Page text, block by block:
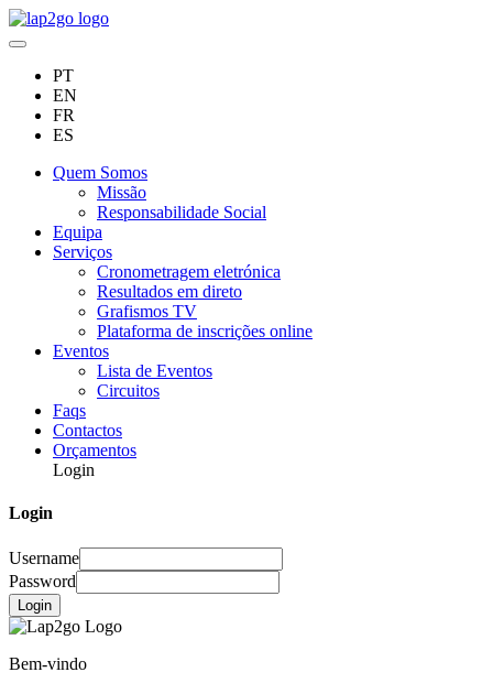
PT
EN
FR
ES
Quem Somos
Missão
Responsabilidade Social
Equipa
Serviços
Cronometragem eletrónica
Resultados em direto
Grafismos TV
Plataforma de inscrições online
Eventos
Lista de Eventos
Circuitos
Faqs
Contactos
Orçamentos
Login
Login
Username
Password
Login
Bem-vindo